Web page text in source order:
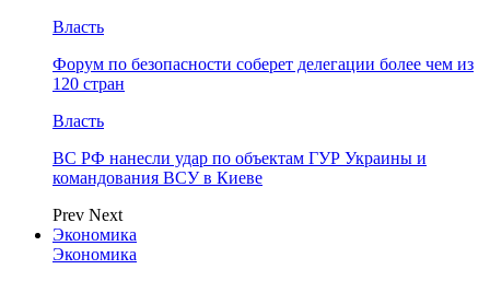
Власть
Форум по безопасности соберет делегации более чем из
120 стран
Власть
ВС РФ нанесли удар по объектам ГУР Украины и
командования ВСУ в Киеве
Prev Next
Экономика
Экономика